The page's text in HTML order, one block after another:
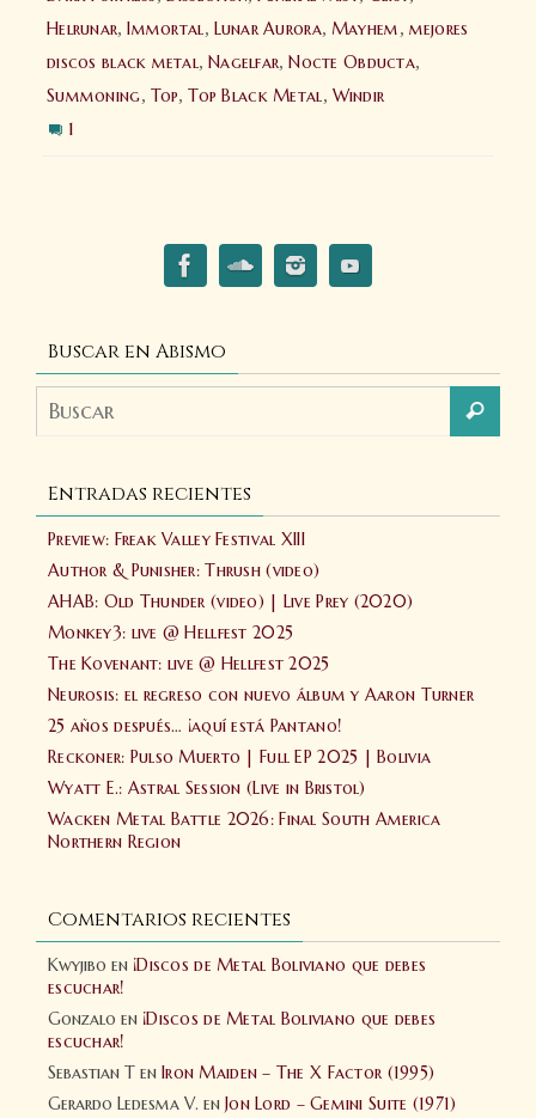
Helrunar,Immortal , Lunar Aurora, Mayhem, mejores
discos black metal,Nagelfar,Nocte Obducta,
Summoning, Top,Top Black Metal , Windir
1
Buscar en Abismo
Entradas recientes
Preview: Freak Valley Festival XIII
Author & Punisher: Thrush (video)
AHAB: Old Thunder (video) | Live Prey (2020)
Monkey3: live @ Hellfest 2025
The Kovenant: live @ Hellfest 2025
Neurosis: el regreso con nuevo álbum y Aaron Turner
25 años después… ¡aquí está Pantano!
Reckoner: Pulso Muerto | Full EP 2025 | Bolivia
Wyatt E.: Astral Session (Live in Bristol)
Wacken Metal Battle 2026: Final South America
Northern Region
Comentarios recientes
Kwyjibo en ¡Discos de Metal Boliviano que debes
escuchar!
Gonzalo en ¡Discos de Metal Boliviano que debes
escuchar!
Sebastian T en Iron Maiden – The X Factor (1995)
Gerardo Ledesma V. en Jon Lord – Gemini Suite (1971)